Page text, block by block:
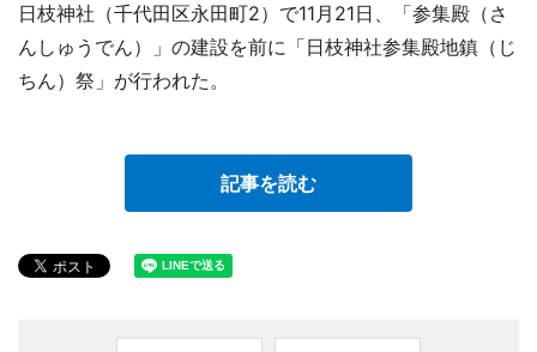
日枝神社（千代田区永田町2）で11月21日、「参集殿（さ
んしゅうでん）」の建設を前に「日枝神社参集殿地鎮（じ
ちん）祭」が行われた。
記事を読む